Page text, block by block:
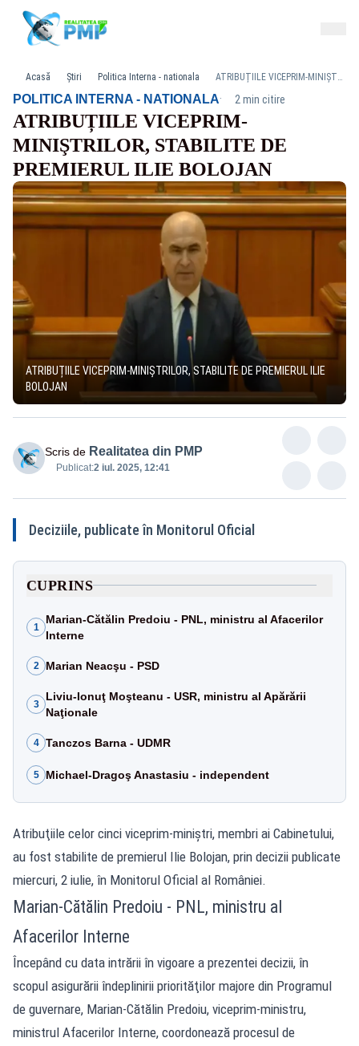
Acasă Știri Politica Interna - nationala ATRIBUȚIILE VICEPRIM-MINIŞTRILOR, STABILITE DE PREMIERUL ILIE BOLOJAN
POLITICA INTERNA - NATIONALA· 2 min citire
ATRIBUȚIILE VICEPRIM-
MINIŞTRILOR, STABILITE DE
PREMIERUL ILIE BOLOJAN
ATRIBUȚIILE VICEPRIM-MINIŞTRILOR, STABILITE DE PREMIERUL ILIE
BOLOJAN
Scris de Realitatea din PMP
Publicat:2 iul. 2025, 12:41
Deciziile, publicate în Monitorul Oficial
CUPRINS
1
Marian-Cătălin Predoiu - PNL, ministru al Afacerilor
Interne
2 Marian Neacşu - PSD
3
Liviu-Ionuţ Moşteanu - USR, ministru al Apărării
Naţionale
4 Tanczos Barna - UDMR
5 Michael-Dragoş Anastasiu - independent
Atribuţiile celor cinci viceprim-miniştri, membri ai Cabinetului,
au fost stabilite de premierul Ilie Bolojan, prin decizii publicate
miercuri, 2 iulie, în Monitorul Oficial al României.
Marian-Cătălin Predoiu - PNL, ministru al
Afacerilor Interne
Începând cu data intrării în vigoare a prezentei decizii, în
scopul asigurării îndeplinirii priorităţilor majore din Programul
de guvernare, Marian-Cătălin Predoiu, viceprim-ministru,
ministrul Afacerilor Interne, coordonează procesul de